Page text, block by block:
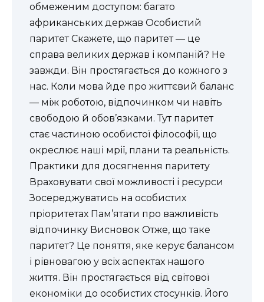
обмеженим доступом: багато
африканських держав Особистий
паритет Скажете, що паритет — це
справа великих держав і компаній? Не
завжди. Він простягається до кожного з
нас. Коли мова йде про життєвий баланс
— між роботою, відпочинком чи навіть
свободою й обов’язками. Тут паритет
стає частиною особистої філософії, що
окреслює наші мрії, плани та реальність.
Практики для досягнення паритету
Враховувати свої можливості і ресурси
Зосереджуватись на особистих
пріоритетах Пам’ятати про важливість
відпочинку Висновок Отже, що таке
паритет? Це поняття, яке керує балансом
і рівновагою у всіх аспектах нашого
життя. Він простягається від світової
економіки до особистих стосунків. Його